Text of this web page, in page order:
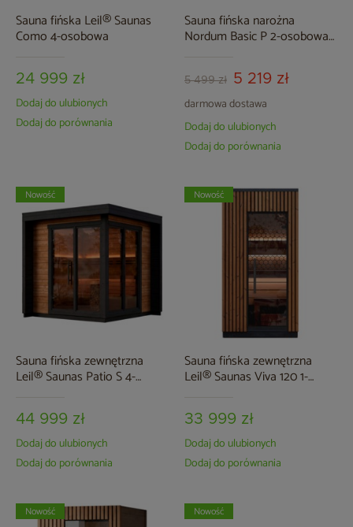
Sauna fińska Leil® Saunas
Como 4-osobowa
24 999 zł
Dodaj do ulubionych
Dodaj do porównania
Sauna fińska narożna
Nordum Basic P 2-osobowa
5 499 zł 5 219 zł
darmowa dostawa
Dodaj do ulubionych
Dodaj do porównania
Sauna fińska zewnętrzna
Leil® Saunas Patio S 4-
44 999 zł
Nowość
Dodaj do ulubionych
Dodaj do porównania
Sauna fińska zewnętrzna
Leil® Saunas Viva 120 1-
33 999 zł
Nowość
Dodaj do ulubionych
Dodaj do porównania
Nowość Nowość